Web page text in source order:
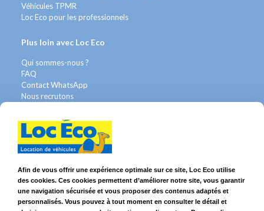
Véhicules TPMR
Loc Eco pour les professionnels
Plus loin avec Loc Eco
Qui sommes-nous ?
FAQ
Contact WhatsApp
Nous recrutons
Légal
Franchises & Assurances
Données personnelles
Mentions Légales
Cookies
Afin de vous offrir une expérience optimale sur ce site, Loc Eco utilise
des cookies. Ces cookies permettent d’améliorer notre site, vous garantir
une navigation sécurisée et vous proposer des contenus adaptés et
personnalisés. Vous pouvez à tout moment en consulter le détail et